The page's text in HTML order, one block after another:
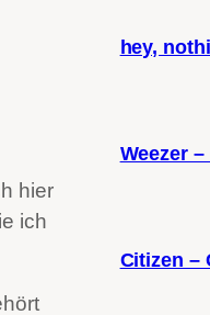
hier
ich
hey,
Weezer –
Citizen –